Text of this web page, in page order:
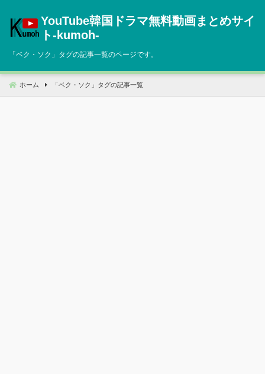
へ
動
YouTube韓国ドラマ無料動画まとめサイ
ト‐kumoh‐
「ベク・ソク 」タグの記事一覧のページです。
ホーム 「 ベク・ソク 」タグの記事一覧